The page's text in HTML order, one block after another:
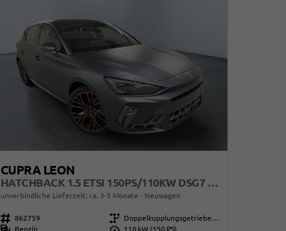
CUPRA LEON
HATCHBACK 1.5 ETSI 150PS/110KW DSG7 2026
unverbindliche Lieferzeit: ca. 3-5 Monate Neuwagen
Fahrzeugnr. 862759 Getriebe
Doppelkupplungsgetriebe (DSG)
Kraftstoff
Benzin Leistung 110 kW (150 PS)